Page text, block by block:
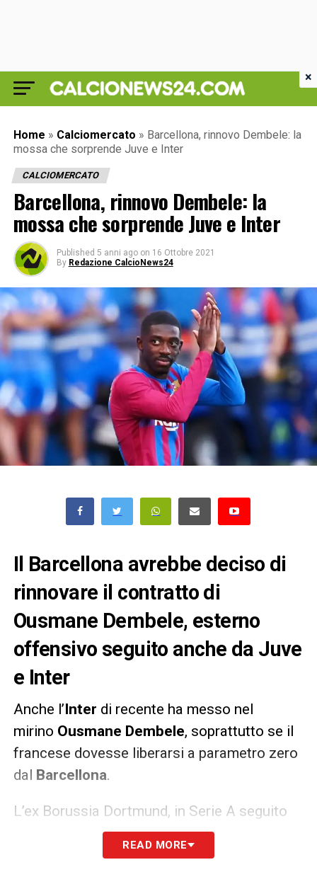
Home » Calciomercato » Barcellona, rinnovo Dembele: la
mossa che sorprende Juve e Inter
CALCIOMERCATO
Barcellona, rinnovo Dembele: la
mossa che sorprende Juve e Inter
Published 5 anni ago on 16 Ottobre 2021
By Redazione CalcioNews24
Il Barcellona avrebbe deciso di
rinnovare il contratto di
Ousmane Dembele, esterno
offensivo seguito anche da Juve
e Inter
Anche l’Inter di recente ha messo nel
mirino Ousmane Dembele, soprattutto se il
francese dovesse liberarsi a parametro zero
dal Barcellona.
L’ex Borussia Dortmund, in Serie A seguito
soprattutto dallaJuventus, potrebbe però
rinnovare il contratto con la squadra
READ MORE
×